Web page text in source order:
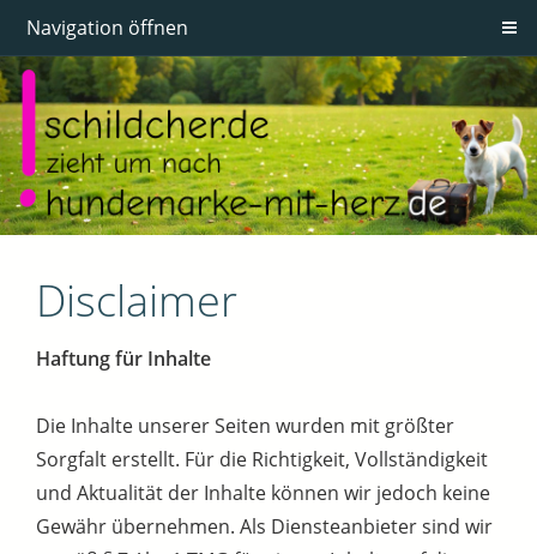
Navigation öffnen
Disclaimer
Haftung für Inhalte
Die Inhalte unserer Seiten wurden mit größter
Sorgfalt erstellt. Für die Richtigkeit, Vollständigkeit
und Aktualität der Inhalte können wir jedoch keine
Gewähr übernehmen. Als Diensteanbieter sind wir